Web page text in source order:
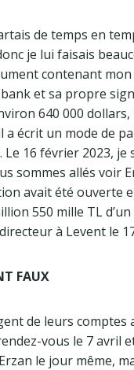
de temps en
je lui faisais
contenant
et sa propre
640 000 dollars,
écrit un mode de
16 février 2023, je
sommes allés voir
avait été ouverte
550 mille TL
à Levent le
FAUX
de leurs comptes
vous le 7 avril
le jour même,